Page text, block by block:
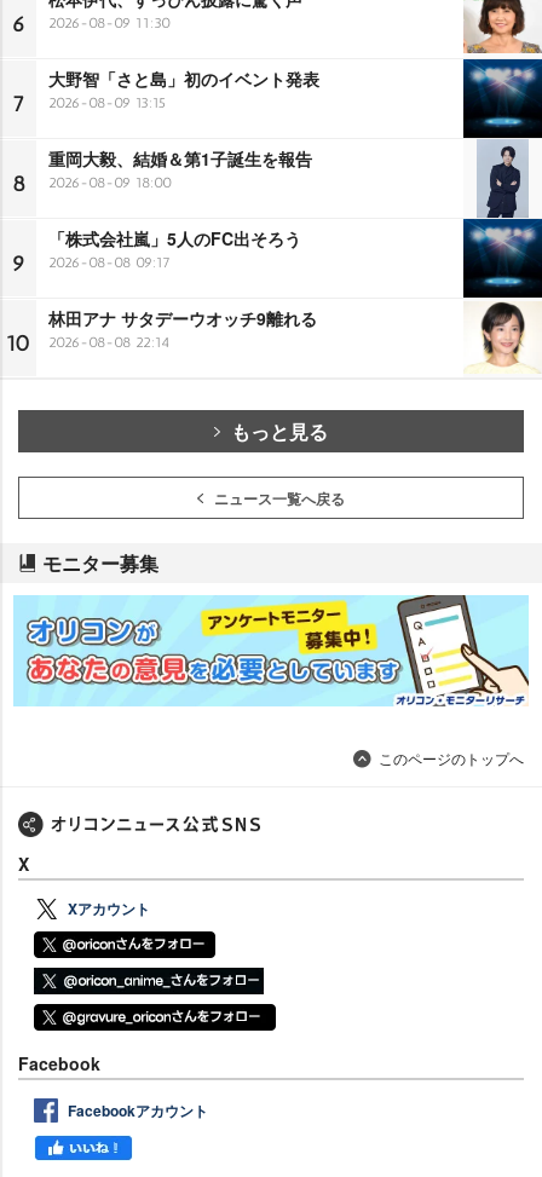
6 2026-08-09 11:30
7
大野智「さと島」初のイベント発表
2026-08-09 13:15
8
重岡大毅、結婚＆第1子誕生を報告
2026-08-09 18:00
9
「株式会社嵐」5人のFC出そろう
2026-08-08 09:17
10
林田アナ サタデーウオッチ9離れる
2026-08-08 22:14
もっと見る
ニュース一覧へ戻る
モニター募集
このページのトップへ
X
Xアカウント
Facebook
Facebookアカウント